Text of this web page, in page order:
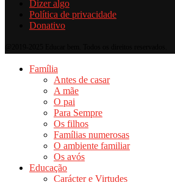
Dizer algo
Política de privacidade
Donativo
Família
Antes de casar
A mãe
O pai
Para Sempre
Os filhos
Famílias numerosas
O ambiente familiar
Os avós
Educação
Carácter e Virtudes